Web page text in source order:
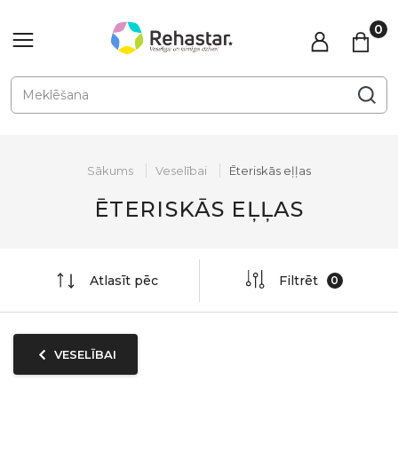
Sākums Veselībai Ēteriskās eļļas
ĒTERISKĀS EĻĻAS
Atlasīt pēc Filtrēt
VESELĪBAI